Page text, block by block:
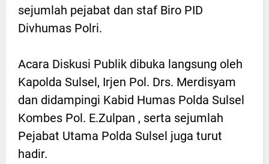
sejumlah pejabat dan staf Biro PID
Divhumas Polri.
Acara Diskusi Publik dibuka langsung oleh
Kapolda Sulsel, Irjen Pol. Drs. Merdisyam
dan didampingi Kabid Humas Polda Sulsel
Kombes Pol. E.Zulpan , serta sejumlah
Pejabat Utama Polda Sulsel juga turut
hadir.